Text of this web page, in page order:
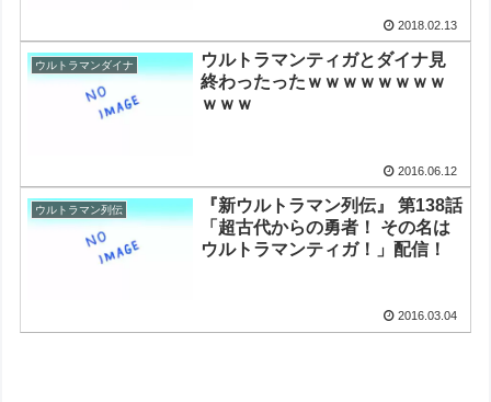
2018.02.13
ウルトラマンダイナ
ウルトラマンティガとダイナ見
終わったったｗｗｗｗｗｗｗｗ
ｗｗｗ
2016.06.12
ウルトラマン列伝
『新ウルトラマン列伝』 第138話
「超古代からの勇者！ その名は
ウルトラマンティガ！」配信！
2016.03.04